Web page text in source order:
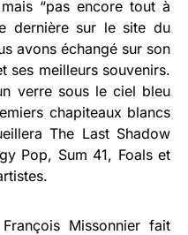
“pas encore tout à
dernière sur le site du
avons échangé sur son
ses meilleurs souvenirs.
verre sous le ciel bleu
chapiteaux blancs
The Last Shadow
Pop, Sum 41, Foals et
Missonnier fait